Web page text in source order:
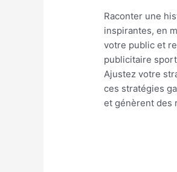
Raconter une
inspirantes, en
votre public et
publicitaire
Ajustez votre
ces stratégies
et génèrent des